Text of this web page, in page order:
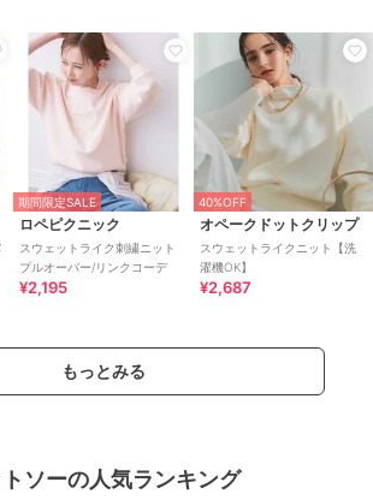
期間限定SALE
ロペピクニック
スウェットライク刺繍ニット
プルオーバー/リンクコーデ
¥2,195
40%OFF
オペークドットクリップ
スウェットライクニット【洗
濯機OK】
¥2,687
もっとみる
ソーの人気ランキング